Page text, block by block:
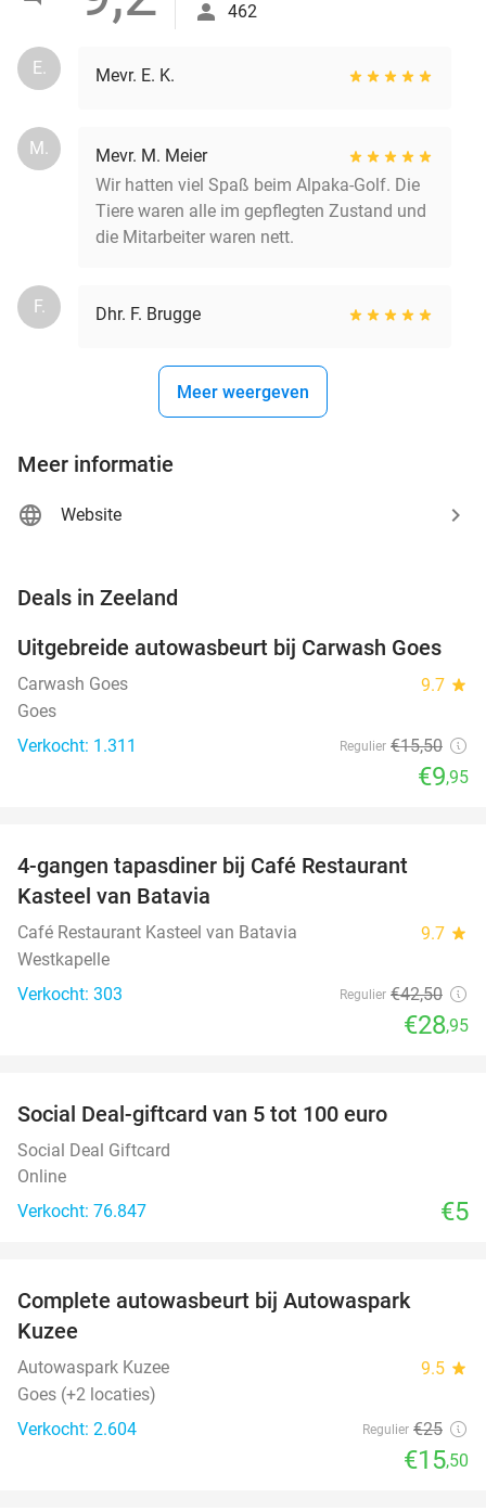
462
E. Mevr. E. K.
M.
Mevr. M. Meier
Wir hatten viel Spaß beim Alpaka-Golf. Die
Tiere waren alle im gepflegten Zustand und
die Mitarbeiter waren nett.
F. Dhr. F. Brugge
Meer weergeven
Meer informatie
Website
Deals in Zeeland
36%
Uitgebreide autowasbeurt bij Carwash Goes
Carwash Goes 9.7 star
Goes
Verkocht: 1.311
Regulier €15,50
€9,95
4-gangen tapasdiner bij Café Restaurant
Kasteel van Batavia
Café Restaurant Kasteel van Batavia 9.7 star
Westkapelle
Verkocht: 303
Regulier €42,50
€28,95
Social Deal-giftcard van 5 tot 100 euro
Social Deal Giftcard
Online
Verkocht: 76.847
€5
Complete autowasbeurt bij Autowaspark
Kuzee
Autowaspark Kuzee 9.5 star
Goes (+2 locaties)
Verkocht: 2.604
Regulier €25
€15,50